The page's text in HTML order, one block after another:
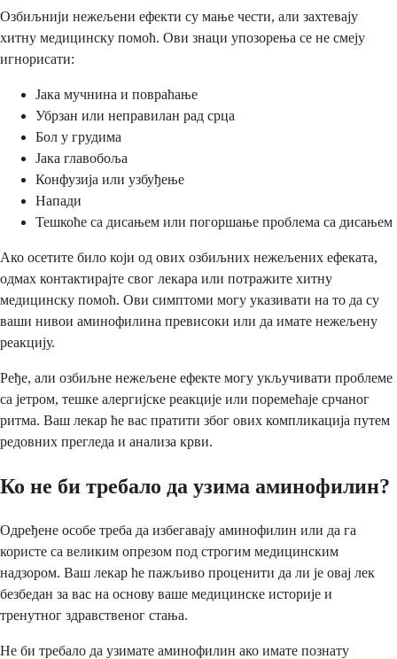
Озбиљнији нежељени ефекти су мање чести, али захтевају
хитну медицинску помоћ. Ови знаци упозорења се не смеју
игнорисати:
Јака мучнина и повраћање
Убрзан или неправилан рад срца
Бол у грудима
Јака главобоља
Конфузија или узбуђење
Напади
Тешкоће са дисањем или погоршање проблема са дисањем
Ако осетите било који од ових озбиљних нежељених ефеката,
одмах контактирајте свог лекара или потражите хитну
медицинску помоћ. Ови симптоми могу указивати на то да су
ваши нивои аминофилина превисоки или да имате нежељену
реакцију.
Ређе, али озбиљне нежељене ефекте могу укључивати проблеме
са јетром, тешке алергијске реакције или поремећаје срчаног
ритма. Ваш лекар ће вас пратити због ових компликација путем
редовних прегледа и анализа крви.
Ко не би требало да узима аминофилин?
Одређене особе треба да избегавају аминофилин или да га
користе са великим опрезом под строгим медицинским
надзором. Ваш лекар ће пажљиво проценити да ли је овај лек
безбедан за вас на основу ваше медицинске историје и
тренутног здравственог стања.
Не би требало да узимате аминофилин ако имате познату